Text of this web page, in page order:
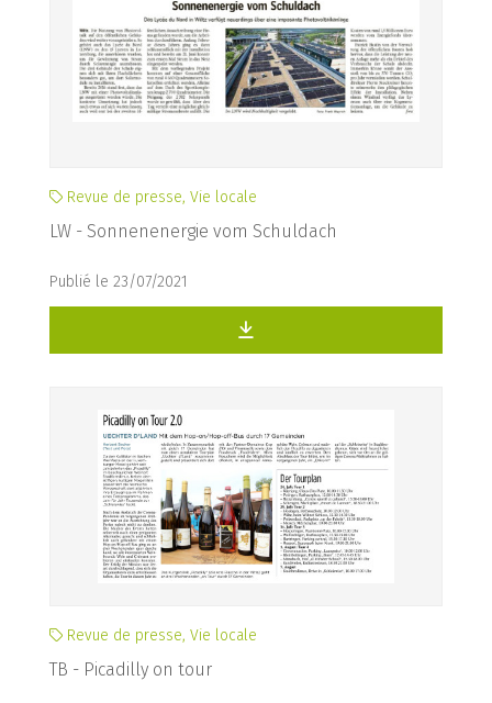
Revue de presse, Vie locale
LW - Sonnenenergie vom Schuldach
Publié le 23/07/2021
Revue de presse, Vie locale
TB - Picadilly on tour